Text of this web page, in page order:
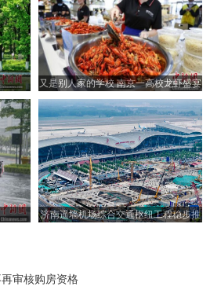
又是别人家的学校 南京一高校龙虾盛宴
登场
济南遥墙机场综合交通枢纽工程稳步推
审核购房资格